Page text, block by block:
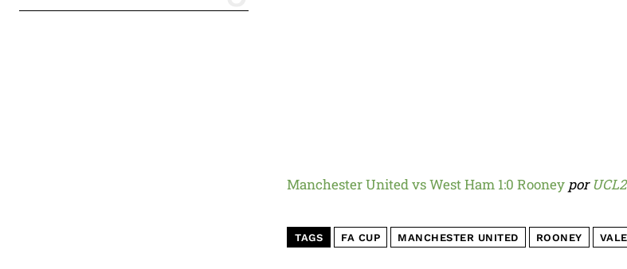
Manchester United vs West Ham 1:0 Rooney por
TAGS FA CUP MANCHESTER UNITED ROONEY